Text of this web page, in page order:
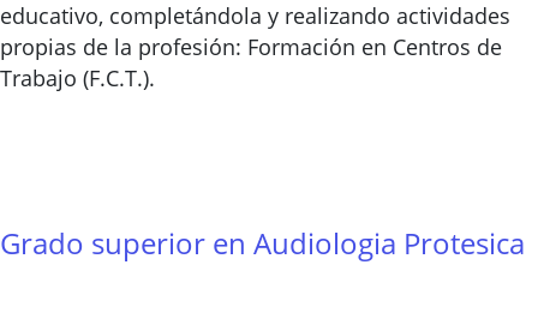
educativo, completándola y realizando actividades
propias de la profesión: Formación en Centros de
Trabajo (F.C.T.).
Grado superior en Audiologia Protesica